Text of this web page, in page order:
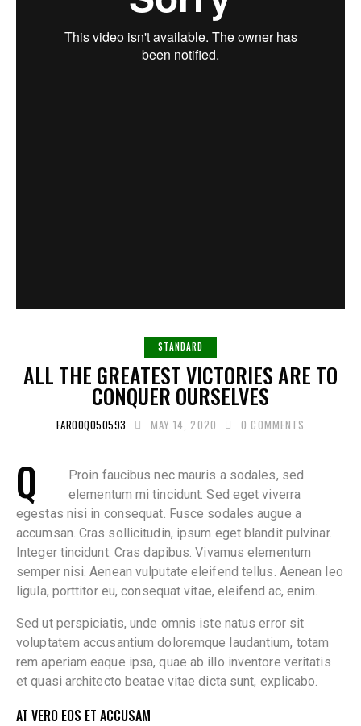
STANDARD
ALL THE GREATEST VICTORIES ARE TO
CONQUER OURSELVES
FAROOQ050593 MAY 14, 2020 0 COMMENTS
Q
Proin faucibus nec mauris a sodales, sed
elementum mi tincidunt. Sed eget viverra
egestas nisi in consequat. Fusce sodales augue a
accumsan. Cras sollicitudin, ipsum eget blandit pulvinar.
Integer tincidunt. Cras dapibus. Vivamus elementum
semper nisi. Aenean vulputate eleifend tellus. Aenean leo
ligula, porttitor eu, consequat vitae, eleifend ac, enim.
Sed ut perspiciatis, unde omnis iste natus error sit
voluptatem accusantium doloremque laudantium, totam
rem aperiam eaque ipsa, quae ab illo inventore veritatis
et quasi architecto beatae vitae dicta sunt, explicabo.
AT VERO EOS ET ACCUSAM